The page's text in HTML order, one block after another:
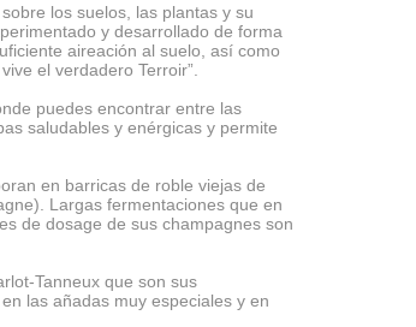
los suelos, las plantas y su
y desarrollado de forma
aireación al suelo, así como
el verdadero Terroir”.
puedes encontrar entre las
saludables y enérgicas y permite
en barricas de roble viejas de
Largas fermentaciones que en
de dosage de sus champagnes son
Tanneux que son sus
las añadas muy especiales y en